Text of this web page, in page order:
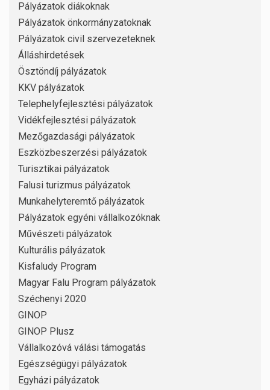
Pályázatok diákoknak
Pályázatok önkormányzatoknak
Pályázatok civil szervezeteknek
Álláshirdetések
Ösztöndíj pályázatok
KKV pályázatok
Telephelyfejlesztési pályázatok
Vidékfejlesztési pályázatok
Mezőgazdasági pályázatok
Eszközbeszerzési pályázatok
Turisztikai pályázatok
Falusi turizmus pályázatok
Munkahelyteremtő pályázatok
Pályázatok egyéni vállalkozóknak
Művészeti pályázatok
Kulturális pályázatok
Kisfaludy Program
Magyar Falu Program pályázatok
Széchenyi 2020
GINOP
GINOP Plusz
Vállalkozóvá válási támogatás
Egészségügyi pályázatok
Egyházi pályázatok